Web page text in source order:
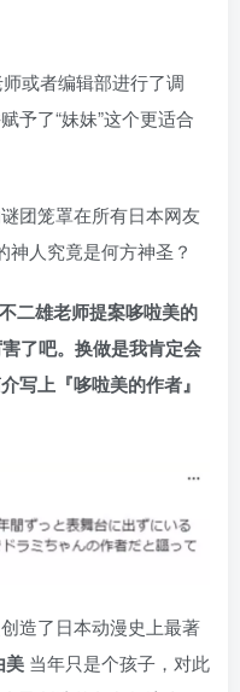
或者编辑部进行了调
予了“妹妹”这个更适合
团笼罩在所有日本网友
神人究竟是何方神圣？
二雄老师提案哆啦美的
了吧。换做是我肯定会
写上『哆啦美的作者』
造了日本动漫史上最著
美 当年只是个孩子，对此